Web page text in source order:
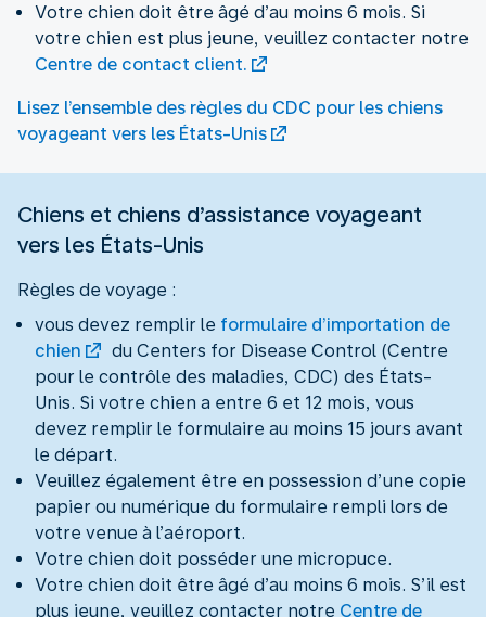
Votre chien doit être âgé d’au moins 6 mois. Si
votre chien est plus jeune, veuillez contacter notre
Centre de contact client.
Lisez l’ensemble des règles du CDC pour les chiens
voyageant vers les États-Unis
Chiens et chiens d’assistance voyageant
vers les États-Unis
Règles de voyage :
vous devez remplir le formulaire d’importation de
chien
du Centers for Disease Control (Centre
pour le contrôle des maladies, CDC) des États-
Unis. Si votre chien a entre 6 et 12 mois, vous
devez remplir le formulaire au moins 15 jours avant
le départ.
Veuillez également être en possession d’une copie
papier ou numérique du formulaire rempli lors de
votre venue à l’aéroport.
Votre chien doit posséder une micropuce.
Votre chien doit être âgé d’au moins 6 mois. S’il est
plus jeune, veuillez contacter notre Centre de